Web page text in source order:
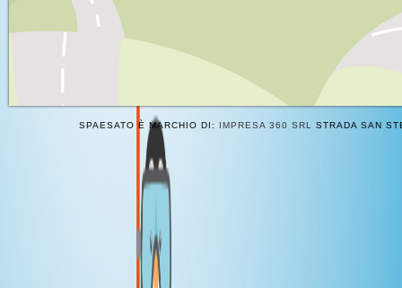
SPAESATO È MARCHIO DI: IMPRESA 360 SRL STRADA SAN